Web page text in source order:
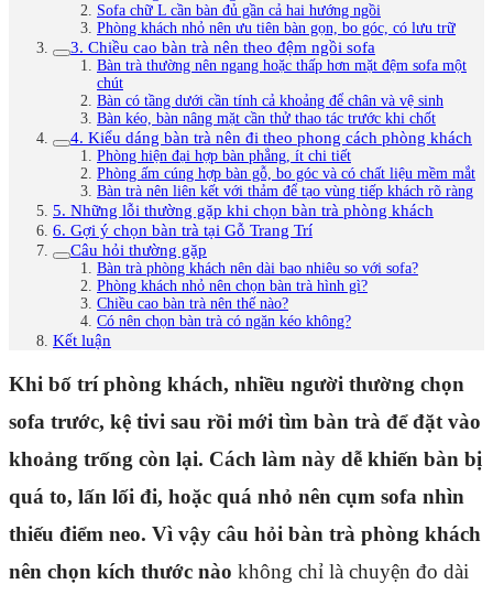
Sofa chữ L cần bàn đủ gần cả hai hướng ngồi
Phòng khách nhỏ nên ưu tiên bàn gọn, bo góc, có lưu trữ
3. Chiều cao bàn trà nên theo đệm ngồi sofa
Bàn trà thường nên ngang hoặc thấp hơn mặt đệm sofa một
chút
Bàn có tầng dưới cần tính cả khoảng để chân và vệ sinh
Bàn kéo, bàn nâng mặt cần thử thao tác trước khi chốt
4. Kiểu dáng bàn trà nên đi theo phong cách phòng khách
Phòng hiện đại hợp bàn phẳng, ít chi tiết
Phòng ấm cúng hợp bàn gỗ, bo góc và có chất liệu mềm mắt
Bàn trà nên liên kết với thảm để tạo vùng tiếp khách rõ ràng
5. Những lỗi thường gặp khi chọn bàn trà phòng khách
6. Gợi ý chọn bàn trà tại Gỗ Trang Trí
Câu hỏi thường gặp
Bàn trà phòng khách nên dài bao nhiêu so với sofa?
Phòng khách nhỏ nên chọn bàn trà hình gì?
Chiều cao bàn trà nên thế nào?
Có nên chọn bàn trà có ngăn kéo không?
Kết luận
Khi bố trí phòng khách, nhiều người thường chọn
sofa trước, kệ tivi sau rồi mới tìm bàn trà để đặt vào
khoảng trống còn lại. Cách làm này dễ khiến bàn bị
quá to, lấn lối đi, hoặc quá nhỏ nên cụm sofa nhìn
thiếu điểm neo. Vì vậy câu hỏi bàn trà phòng khách
nên chọn kích thước nào không chỉ là chuyện đo dài